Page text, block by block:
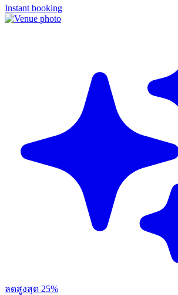
Instant booking
ลดสูงสุด 25%